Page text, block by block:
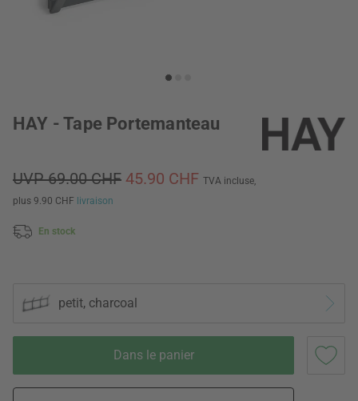
HAY - Tape Portemanteau
UVP 69.00 CHF 45.90 CHF TVA incluse,
plus 9.90 CHF livraison
En stock
petit, charcoal
Dans le panier